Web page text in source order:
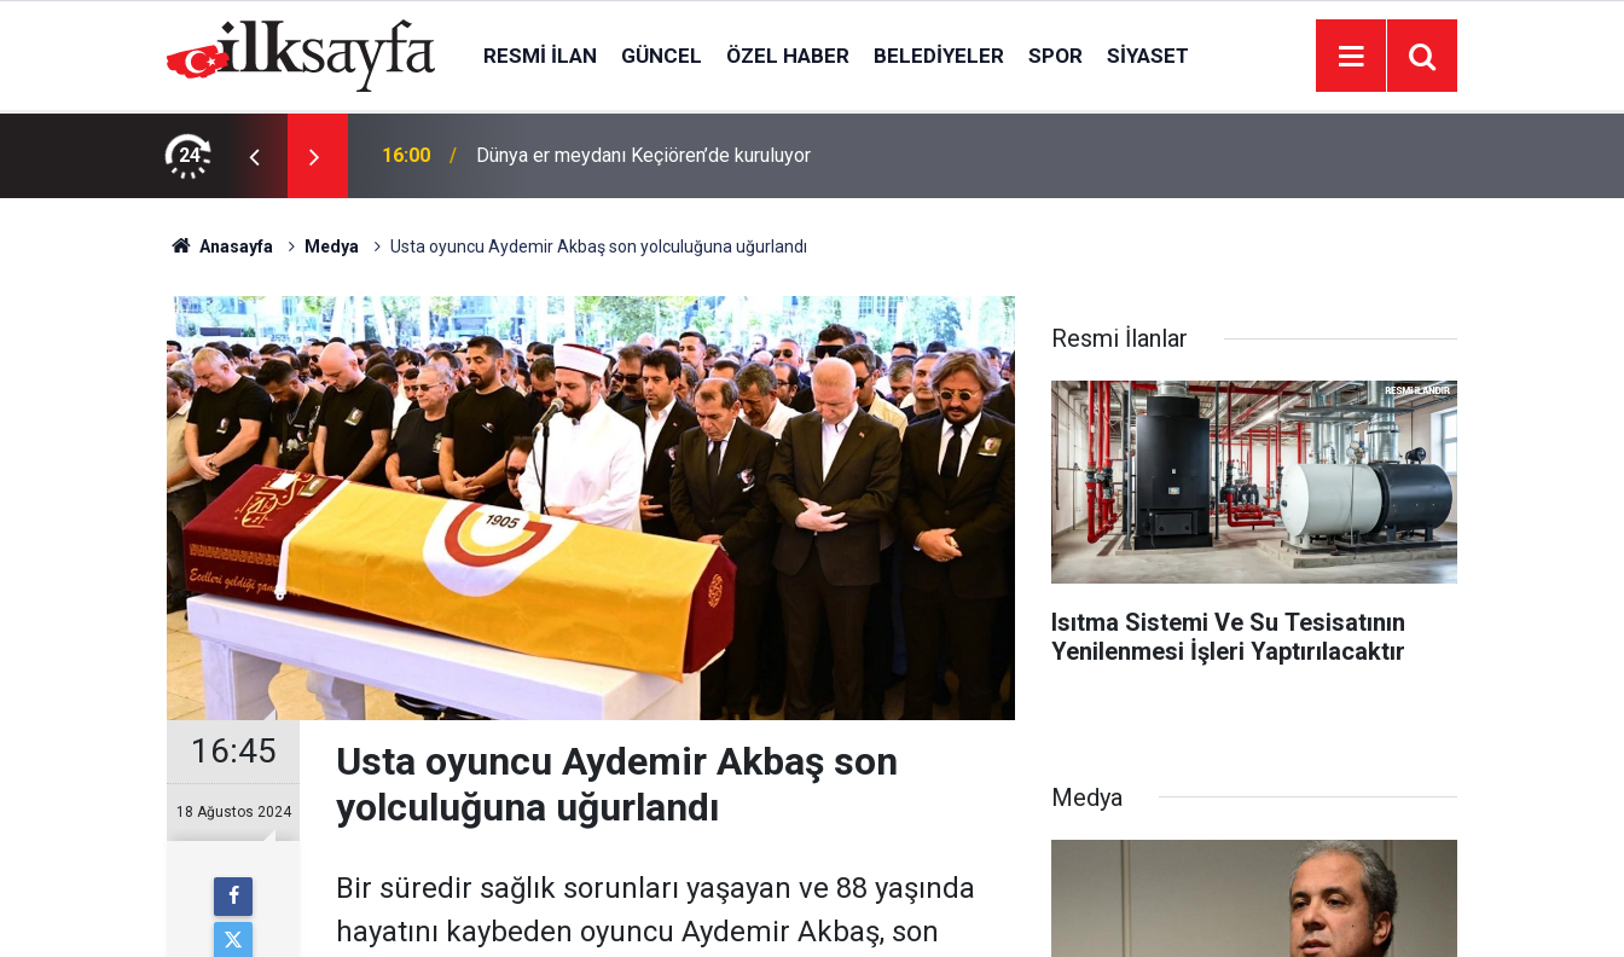
RESMI İLAN GÜNCEL ÖZEL HABER BELEDIYELER SPOR SIYASET
24
Propagandası Yapan Şüpheli Yakalandı 16:00 Dünya er meydanı Keçiören’de kuruluyor
Anasayfa Medya Usta oyuncu Aydemir Akbaş son yolculuğuna uğurlandı
16:45
18 Ağustos 2024
Usta oyuncu Aydemir Akbaş son
yolculuğuna uğurlandı
Bir süredir sağlık sorunları yaşayan ve 88 yaşında
hayatını kaybeden oyuncu Aydemir Akbaş, son
Resmi İlanlar
Isıtma Sistemi Ve Su Tesisatının
Yenilenmesi İşleri Yaptırılacaktır
Medya